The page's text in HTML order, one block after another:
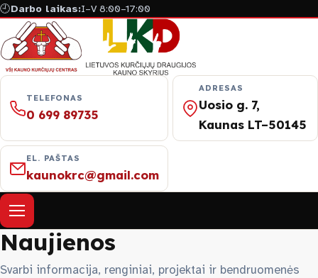
🕘Darbo laikas:I–V 8:00–17:00
TELEFONAS
0 699 89735
ADRESAS
Uosio g. 7,
Kaunas LT–50145
EL. PAŠTAS
kaunokrc@gmail.com
Atverti meniu
Apie mus
Naujienos
Svarbi informacija, renginiai, projektai ir bendruomenės